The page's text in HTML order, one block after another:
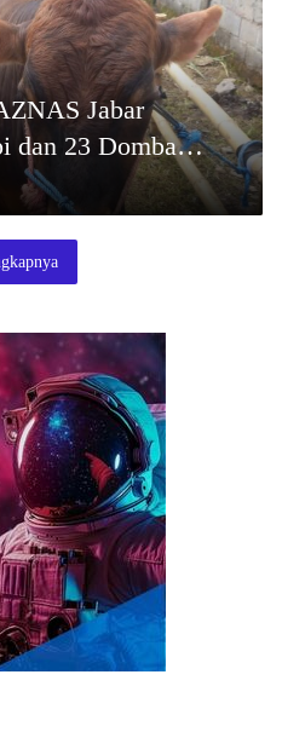
Jabar
dan 23 Domba
Jawa Barat